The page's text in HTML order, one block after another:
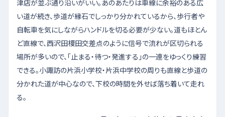
津店が並ぶ通り沿いがいい。あのあたりは車線に余裕のある広
い道が続き、歩道が縁石でしっかり分かれているから、歩行者や
自転車を気にしながらハンドルを切る必要が少ない。道もほとん
ど直線で、西沢田榎田交差点のように信号で流れが区切られる
場所が多いので、「止まる・待つ・発進する」の一連をゆっくり練習
できる。小諏訪の片浜小学校・片浜中学校の周りも直線と歩道の
分かれた道が中心なので、下校の時間を外せば落ち着いて走れ
る。